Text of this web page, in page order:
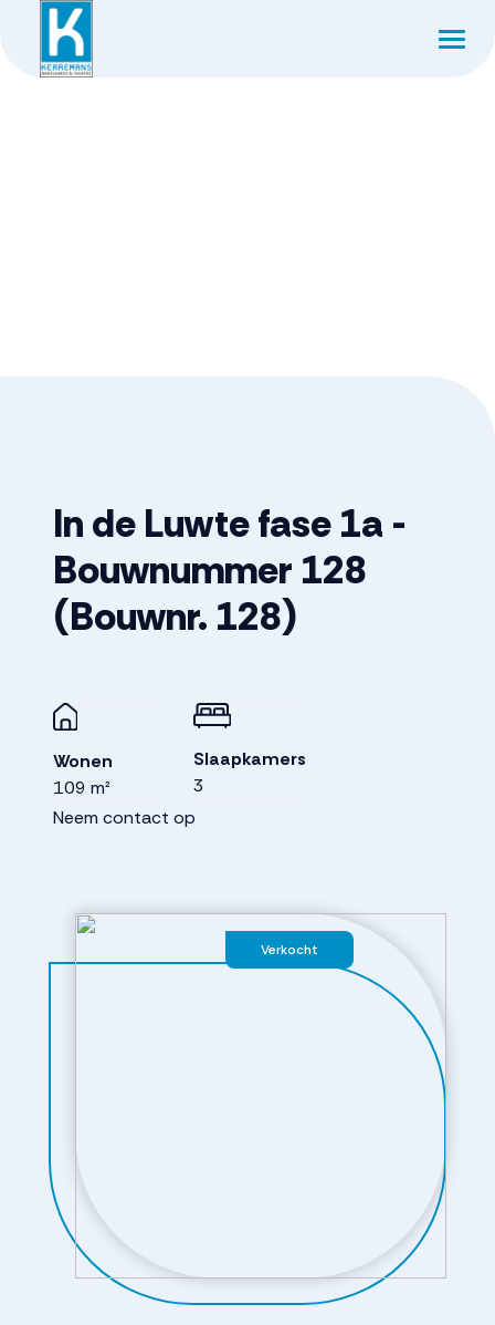
Verkocht
In de Luwte fase 1a -
Bouwnummer 128
(Bouwnr. 128)
Wonen
109 m²
Slaapkamers
3
Neem contact op